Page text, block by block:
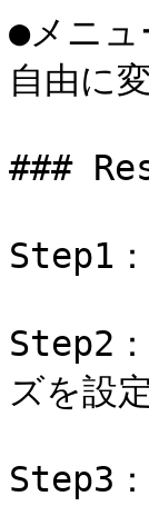
●メニュ
自由に
###
Step1
Step2
ズを設
Step3